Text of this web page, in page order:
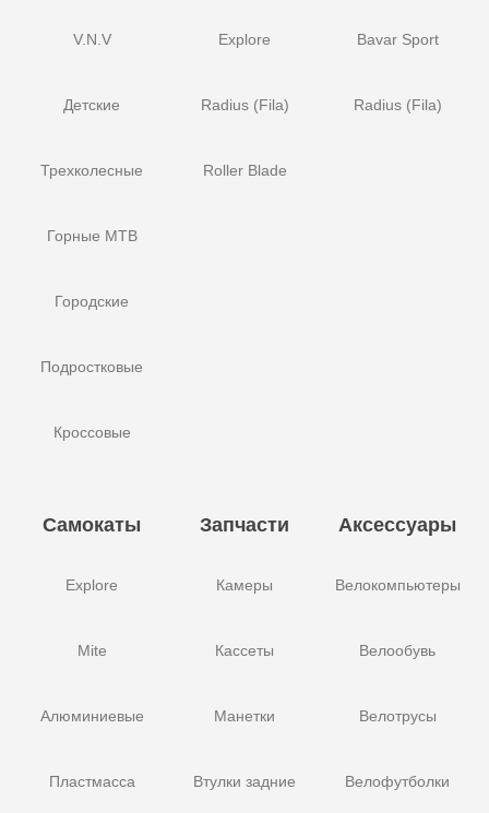
V.N.V
Детские
Трехколесные
Горные MTB
Городские
Подростковые
Кроссовые
Explore
Radius (Fila)
Roller Blade
Bavar Sport
Radius (Fila)
Самокаты
Explore
Mite
Алюминиевые
Пластмасса
Запчасти
Камеры
Кассеты
Манетки
Втулки задние
Аксессуары
Велокомпьютеры
Велообувь
Велотрусы
Велофутболки